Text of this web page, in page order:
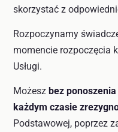
skorzystać z
Rozpoczynamy
momencie rozpoczęcia
Usługi.
Możesz bez
każdym czasie
Podstawowej, poprzez